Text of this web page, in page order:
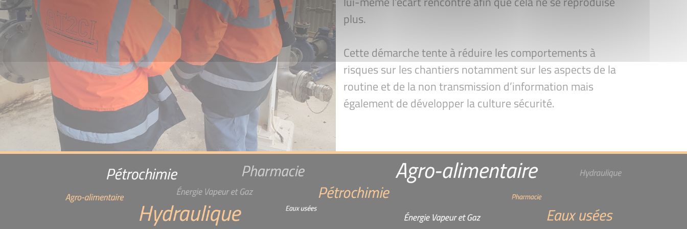
plus.
Cette démarche tente à réduire les comportements à
risques sur les chantiers notamment sur les aspects de la
routine et de la non transmission d’information mais
également de développer la culture sécurité.